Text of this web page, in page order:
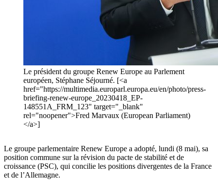
Le président du groupe Renew Europe au Parlement
européen, Stéphane Séjourné. [<a
href="https://multimedia.europarl.europa.eu/en/photo/press-
briefing-renew-europe_20230418_EP-
148551A_FRM_123" target="_blank"
rel="noopener">Fred Marvaux (European Parliament)
</a>]
Le groupe parlementaire Renew Europe a adopté, lundi (8 mai), sa
position commune sur la révision du pacte de stabilité et de
croissance (PSC), qui concilie les positions divergentes de la France
et de l’Allemagne.